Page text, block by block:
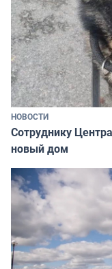
НОВОСТИ
Сотруднику
новый дом